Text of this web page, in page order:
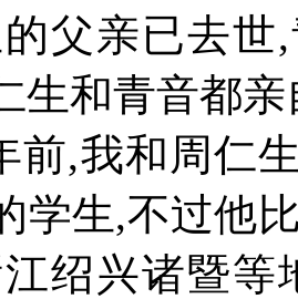
父亲已去世,
生和青音都
前,我和周仁
学生,不过他
绍兴诸暨等